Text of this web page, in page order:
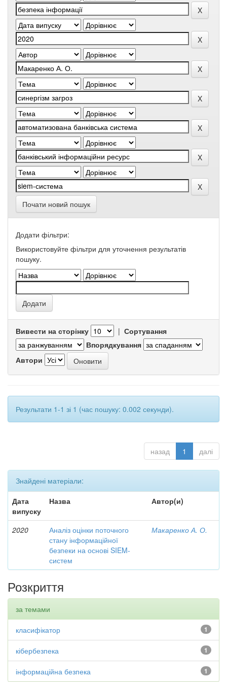
Почати новий пошук
Додати фільтри:
Використовуйте фільтри для уточнення результатів
пошуку.
Вивести на сторінку | Сортування
Впорядкування
Автори
Результати 1-1 зі 1 (час пошуку: 0.002 секунди).
назад 1 далі
Знайдені матеріали:
Дата
випуску
Назва Автор(и)
2020
Аналіз оцінки поточного
стану інформаційної
безпеки на основі SIEM-
систем
Макаренко А. О.
Розкриття
за темами
1
класифікатор
1
кібербезпека
1
інформаційна безпека